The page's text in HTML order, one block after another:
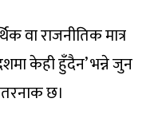
वा राजनीतिक मात्र
केही हुँदैन’ भन्ने जुन
छ।